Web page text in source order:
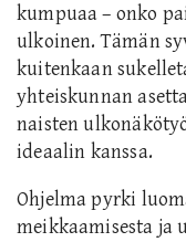
kumpuaa – onko
ulkoinen. Tämän
kuitenkaan
yhteiskunnan
naisten
ideaalin kanssa.
Ohjelma pyrki
meikkaamisesta ja